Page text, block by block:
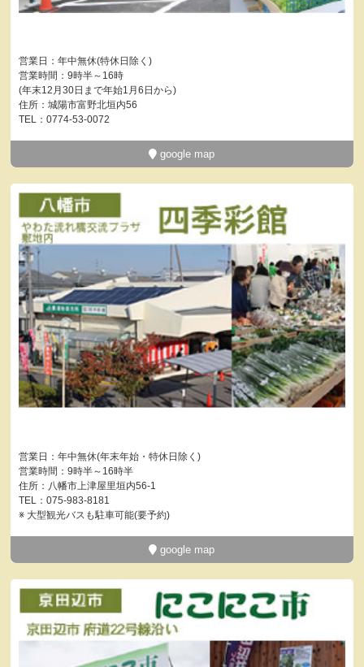
営業日：年中無休(特休日除く)
営業時間：9時半～16時
(年末12月30日まで年始1月6日から)
住所：城陽市富野北垣内56
TEL：0774-53-0072
google map
営業日：年中無休(年末年始・特休日除く)
営業時間：9時半～16時半
住所：八幡市上津屋里垣内56-1
TEL：075-983-8181
※ 大型観光バスも駐車可能(要予約)
google map